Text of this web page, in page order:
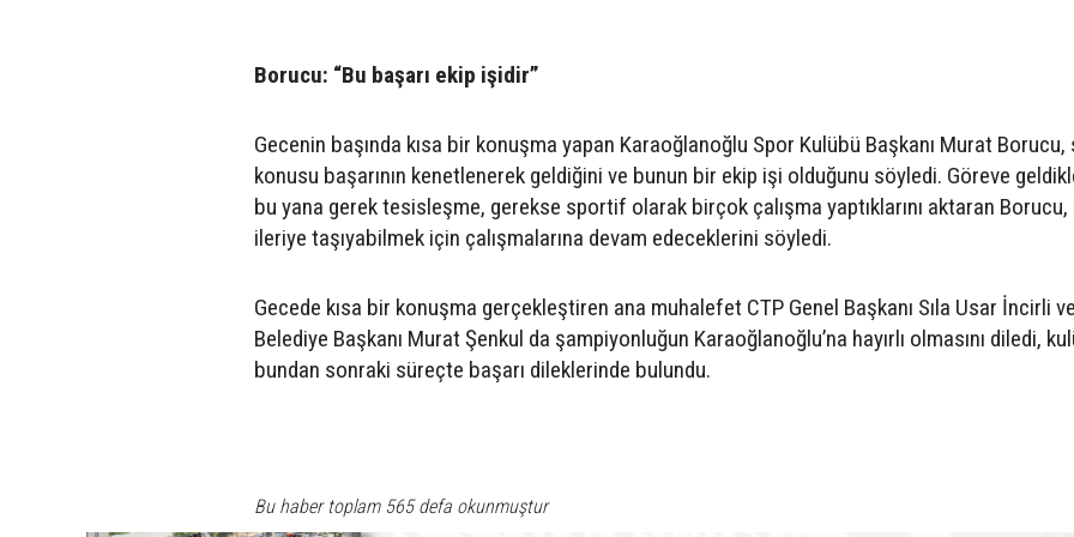
Borucu: “Bu başarı ekip işidir”
Gecenin başında kısa bir konuşma yapan Karaoğlanoğlu Spor Kulübü Başkanı Murat Borucu,
konusu başarının kenetlenerek geldiğini ve bunun bir ekip işi olduğunu söyledi. Göreve
bu yana gerek tesisleşme, gerekse sportif olarak birçok çalışma yaptıklarını aktaran Borucu,
ileriye taşıyabilmek için çalışmalarına devam edeceklerini söyledi.
Gecede kısa bir konuşma gerçekleştiren ana muhalefet CTP Genel Başkanı Sıla Usar İncirli
Belediye Başkanı Murat Şenkul da şampiyonluğun Karaoğlanoğlu’na hayırlı olmasını diledi,
bundan sonraki süreçte başarı dileklerinde bulundu.
Bu haber toplam 565 defa okunmuştur